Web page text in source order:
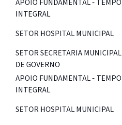
APOIO FUNDAMENTAL - TEMPO
INTEGRAL
SETOR HOSPITAL MUNICIPAL
SETOR SECRETARIA MUNICIPAL
DE GOVERNO
APOIO FUNDAMENTAL - TEMPO
INTEGRAL
SETOR HOSPITAL MUNICIPAL